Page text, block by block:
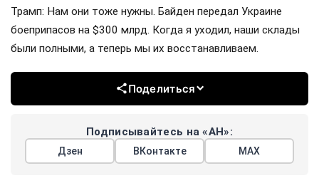
Трамп: Нам они тоже нужны. Байден передал Украине
боеприпасов на $300 млрд. Когда я уходил, наши склады
были полными, а теперь мы их восстанавливаем.
Поделиться
Подписывайтесь на «АН»:
Дзен ВКонтакте МАХ